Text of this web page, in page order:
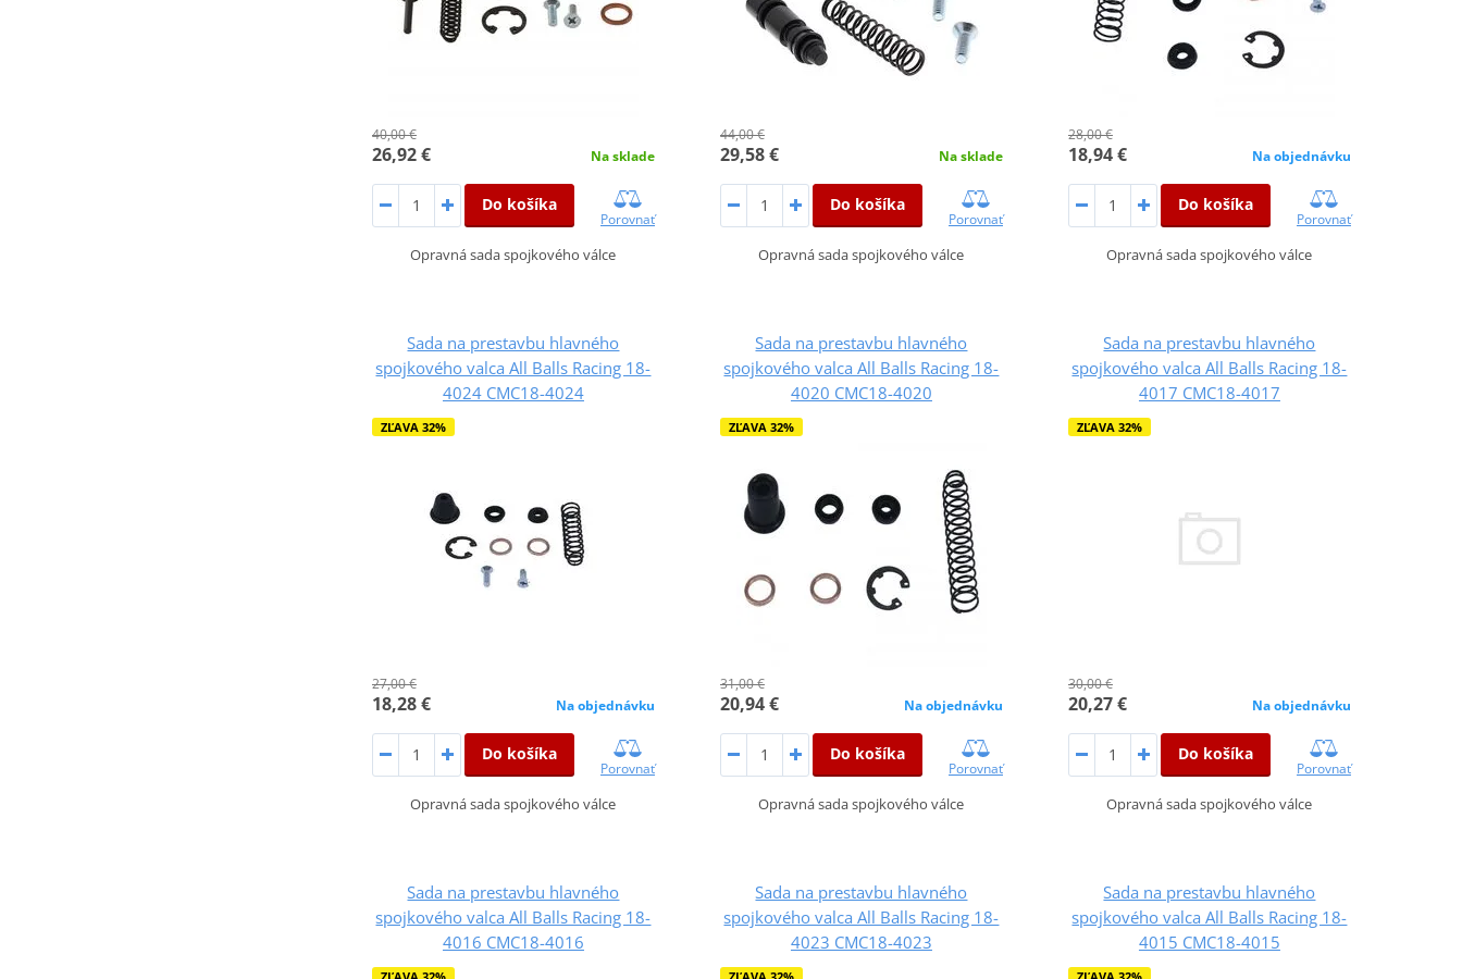
40,00 €
26,92 € Na sklade
Do košíka
Porovnať
Opravná sada spojkového válce
44,00 €
29,58 € Na sklade
Do košíka
Porovnať
Opravná sada spojkového válce
28,00 €
18,94 € Na objednávku
Do košíka
Porovnať
Opravná sada spojkového válce
Sada na prestavbu hlavného
spojkového valca All Balls Racing 18-
4024 CMC18-4024
ZĽAVA 32%
27,00 €
18,28 € Na objednávku
Do košíka
Porovnať
Opravná sada spojkového válce
Sada na prestavbu hlavného
spojkového valca All Balls Racing 18-
4020 CMC18-4020
ZĽAVA 32%
31,00 €
20,94 € Na objednávku
Do košíka
Porovnať
Opravná sada spojkového válce
Sada na prestavbu hlavného
spojkového valca All Balls Racing 18-
4017 CMC18-4017
ZĽAVA 32%
30,00 €
20,27 € Na objednávku
Do košíka
Porovnať
Opravná sada spojkového válce
Sada na prestavbu hlavného
spojkového valca All Balls Racing 18-
4016 CMC18-4016
Sada na prestavbu hlavného
spojkového valca All Balls Racing 18-
4023 CMC18-4023
Sada na prestavbu hlavného
spojkového valca All Balls Racing 18-
4015 CMC18-4015